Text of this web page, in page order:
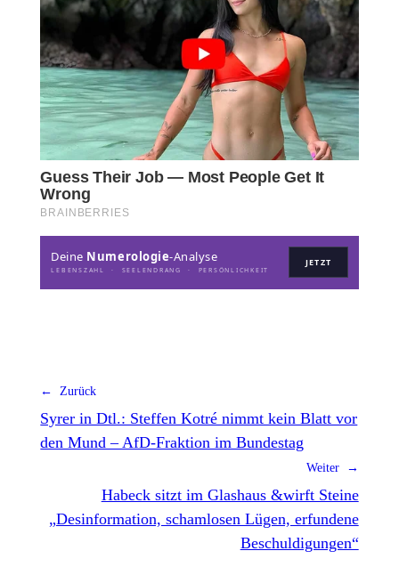
Deine Numerologie-Analyse
LEBENSZAHL · SEELENDRANG · PERSÖNLICHKEIT
JETZT
← Zurück
Syrer in Dtl.: Steffen Kotré nimmt kein Blatt vor
den Mund – AfD-Fraktion im Bundestag
Weiter →
Habeck sitzt im Glashaus &wirft Steine
„Desinformation, schamlosen Lügen, erfundene
Beschuldigungen“